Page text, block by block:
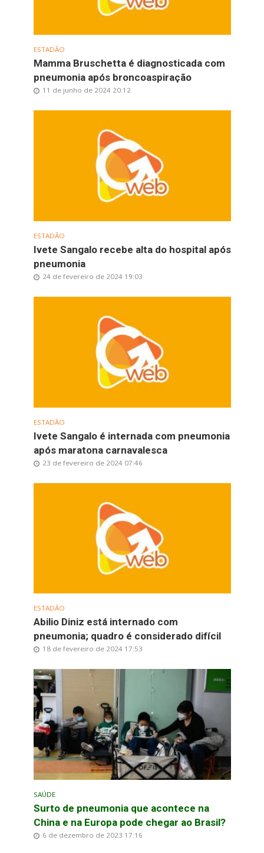
ESTADÃO
Mamma Bruschetta é diagnosticada com
pneumonia após broncoaspiração
11 de junho de 2024 20:12
ESTADÃO
Ivete Sangalo recebe alta do hospital após
pneumonia
24 de fevereiro de 2024 19:03
ESTADÃO
Ivete Sangalo é internada com pneumonia
após maratona carnavalesca
23 de fevereiro de 2024 07:46
ESTADÃO
Abilio Diniz está internado com
pneumonia; quadro é considerado difícil
18 de fevereiro de 2024 17:53
SAÚDE
Surto de pneumonia que acontece na
China e na Europa pode chegar ao Brasil?
6 de dezembro de 2023 17:16